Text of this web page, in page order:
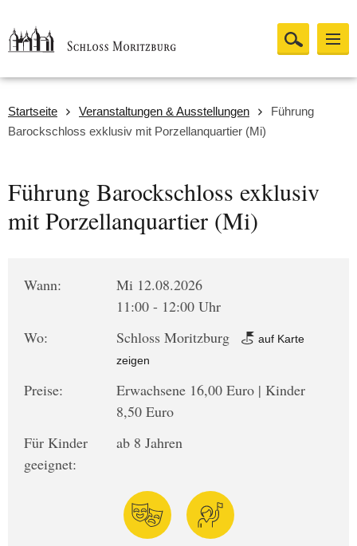
Startseite Veranstaltungen & Ausstellungen
Führung
Barockschloss exklusiv mit Porzellanquartier (Mi)
Führung Barockschloss exklusiv
mit Porzellanquartier (Mi)
Wann:
Mi 12.08.2026
11:00 - 12:00 Uhr
Wo:
Schloss Moritzburg
auf Karte
zeigen
Preise:
Erwachsene 16,00 Euro | Kinder
8,50 Euro
Für Kinder
geeignet:
ab 8 Jahren